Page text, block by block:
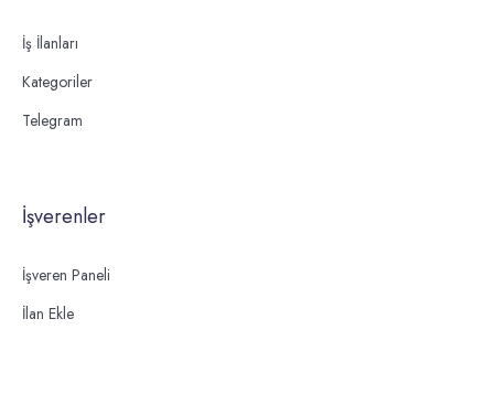
İş İlanları
Kategoriler
Telegram
İşverenler
İşveren Paneli
İlan Ekle